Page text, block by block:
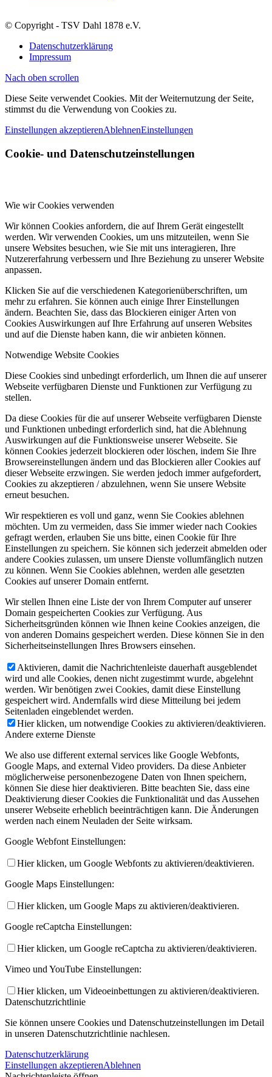
© Copyright - TSV Dahl 1878 e.V.
Datenschutzerklärung
Impressum
Nach oben scrollen
Diese Seite verwendet Cookies. Mit der Weiternutzung der Seite,
stimmst du die Verwendung von Cookies zu.
Einstellungen akzeptierenAblehnenEinstellungen
Cookie- und Datenschutzeinstellungen
Wie wir Cookies verwenden
Wir können Cookies anfordern, die auf Ihrem Gerät eingestellt
werden. Wir verwenden Cookies, um uns mitzuteilen, wenn Sie
unsere Websites besuchen, wie Sie mit uns interagieren, Ihre
Nutzererfahrung verbessern und Ihre Beziehung zu unserer Website
anpassen.
Klicken Sie auf die verschiedenen Kategorienüberschriften, um
mehr zu erfahren. Sie können auch einige Ihrer Einstellungen
ändern. Beachten Sie, dass das Blockieren einiger Arten von
Cookies Auswirkungen auf Ihre Erfahrung auf unseren Websites
und auf die Dienste haben kann, die wir anbieten können.
Notwendige Website Cookies
Diese Cookies sind unbedingt erforderlich, um Ihnen die auf unserer
Webseite verfügbaren Dienste und Funktionen zur Verfügung zu
stellen.
Da diese Cookies für die auf unserer Webseite verfügbaren Dienste
und Funktionen unbedingt erforderlich sind, hat die Ablehnung
Auswirkungen auf die Funktionsweise unserer Webseite. Sie
können Cookies jederzeit blockieren oder löschen, indem Sie Ihre
Browsereinstellungen ändern und das Blockieren aller Cookies auf
dieser Webseite erzwingen. Sie werden jedoch immer aufgefordert,
Cookies zu akzeptieren / abzulehnen, wenn Sie unsere Website
erneut besuchen.
Wir respektieren es voll und ganz, wenn Sie Cookies ablehnen
möchten. Um zu vermeiden, dass Sie immer wieder nach Cookies
gefragt werden, erlauben Sie uns bitte, einen Cookie für Ihre
Einstellungen zu speichern. Sie können sich jederzeit abmelden oder
andere Cookies zulassen, um unsere Dienste vollumfänglich nutzen
zu können. Wenn Sie Cookies ablehnen, werden alle gesetzten
Cookies auf unserer Domain entfernt.
Wir stellen Ihnen eine Liste der von Ihrem Computer auf unserer
Domain gespeicherten Cookies zur Verfügung. Aus
Sicherheitsgründen können wie Ihnen keine Cookies anzeigen, die
von anderen Domains gespeichert werden. Diese können Sie in den
Sicherheitseinstellungen Ihres Browsers einsehen.
Aktivieren, damit die Nachrichtenleiste dauerhaft ausgeblendet
wird und alle Cookies, denen nicht zugestimmt wurde, abgelehnt
werden. Wir benötigen zwei Cookies, damit diese Einstellung
gespeichert wird. Andernfalls wird diese Mitteilung bei jedem
Seitenladen eingeblendet werden.
Hier klicken, um notwendige Cookies zu aktivieren/deaktivieren.
Andere externe Dienste
We also use different external services like Google Webfonts,
Google Maps, and external Video providers. Da diese Anbieter
möglicherweise personenbezogene Daten von Ihnen speichern,
können Sie diese hier deaktivieren. Bitte beachten Sie, dass eine
Deaktivierung dieser Cookies die Funktionalität und das Aussehen
unserer Webseite erheblich beeinträchtigen kann. Die Änderungen
werden nach einem Neuladen der Seite wirksam.
Google Webfont Einstellungen:
Hier klicken, um Google Webfonts zu aktivieren/deaktivieren.
Google Maps Einstellungen:
Hier klicken, um Google Maps zu aktivieren/deaktivieren.
Google reCaptcha Einstellungen:
Hier klicken, um Google reCaptcha zu aktivieren/deaktivieren.
Vimeo und YouTube Einstellungen:
Hier klicken, um Videoeinbettungen zu aktivieren/deaktivieren.
Datenschutzrichtlinie
Sie können unsere Cookies und Datenschutzeinstellungen im Detail
in unseren Datenschutzrichtlinie nachlesen.
Datenschutzerklärung
Einstellungen akzeptierenAblehnen